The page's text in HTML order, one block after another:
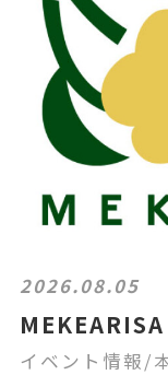
2026.08.05
イベント情報/